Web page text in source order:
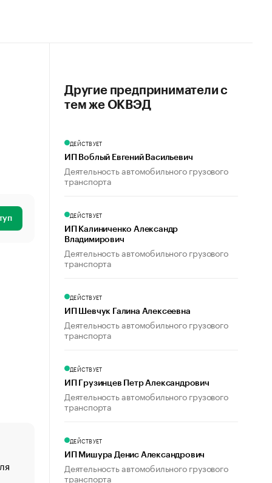
«От спорта тело стареет иначе». Как живет глава
создавшей GTA
Другие предприниматели с
тем же ОКВЭД
ДЕЙСТВУЕТ
ИП Воблый Евгений Васильевич
Деятельность автомобильного грузового
транспорта
ДЕЙСТВУЕТ
ИП Калиниченко Александр
Владимирович
Деятельность автомобильного грузового
транспорта
ДЕЙСТВУЕТ
ИП Шевчук Галина Алексеевна
Деятельность автомобильного грузового
транспорта
ДЕЙСТВУЕТ
ИП Грузинцев Петр Александрович
Деятельность автомобильного грузового
транспорта
ДЕЙСТВУЕТ
ИП Мишура Денис Александрович
Деятельность автомобильного грузового
транспорта